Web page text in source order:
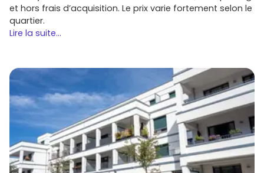
Performancesénergétiques RE 2020et charges
maîtrisées.
Mobilité douce
Domotique
et finitions soignées pour le confort
quotidien.
Promoteurs actifs à Ambilly et dans le
Genevois français
Tu retrouveras des acteurs nationaux et des spécialistes
alpins reconnus. Parmi eux :
et hors frais d’acquisition. Le prix varie fortement selon le
quartier.
Lire la suite...